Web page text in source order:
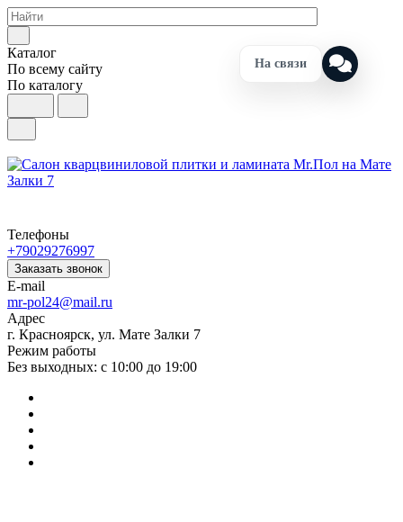
Каталог
По всему сайту
По каталогу
Телефоны
+79029276997
Заказать звонок
E-mail
mr-pol24@mail.ru
Адрес
г. Красноярск, ул. Мате Залки 7
Режим работы
Без выходных: с 10:00 до 19:00
На связи